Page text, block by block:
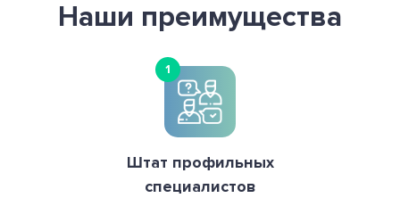
Наши преимущества
1
Штат профильных
специалистов